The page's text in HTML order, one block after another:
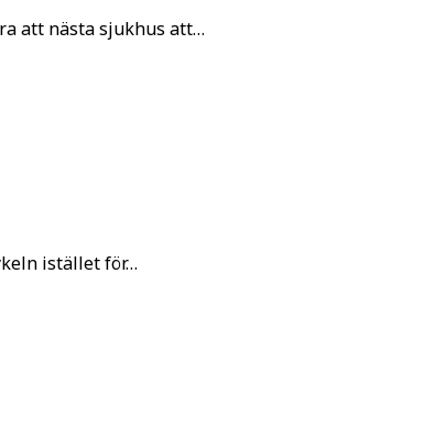
att nästa sjukhus att…
istället för…